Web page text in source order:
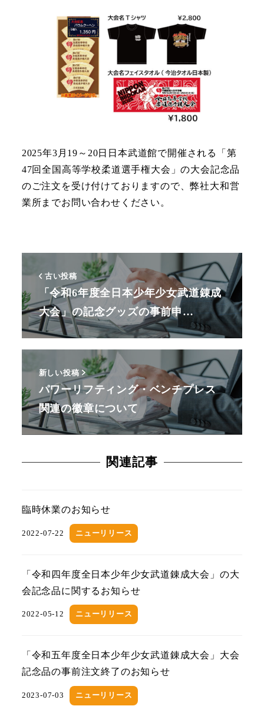
2025年3月19～20日日本武道館で開催される「第
47回全国高等学校柔道選手権大会」の大会記念品
のご注文を受け付けておりますので、弊社大和営
業所までお問い合わせください。
古い投稿
「令和6年度全日本少年少女武道錬成
大会」の記念グッズの事前申…
新しい投稿
パワーリフティング・ベンチプレス
関連の徽章について
関連記事
臨時休業のお知らせ
2022-07-22 ニューリリース
「令和四年度全日本少年少女武道錬成大会」の大
会記念品に関するお知らせ
2022-05-12 ニューリリース
「令和五年度全日本少年少女武道錬成大会」大会
記念品の事前注文終了のお知らせ
2023-07-03 ニューリリース